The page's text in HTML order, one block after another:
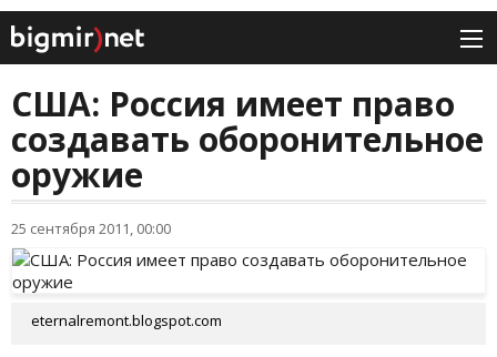
США: Россия имеет право
создавать оборонительное
оружие
25 сентября 2011, 00:00
eternalremont.blogspot.com